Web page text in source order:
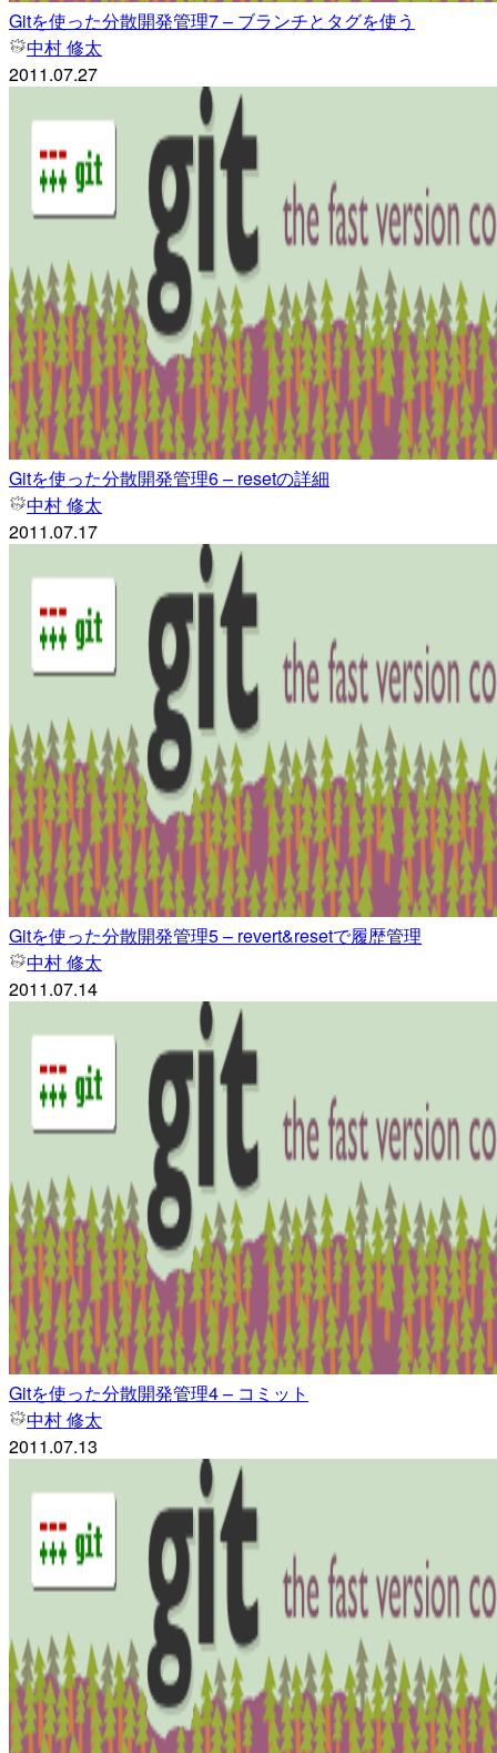
Gitを使った分散開発管理7 – ブランチとタグを使う
中村 修太
2011.07.27
Gitを使った分散開発管理6 – resetの詳細
中村 修太
2011.07.17
Gitを使った分散開発管理5 – revert&resetで履歴管理
中村 修太
2011.07.14
Gitを使った分散開発管理4 – コミット
中村 修太
2011.07.13